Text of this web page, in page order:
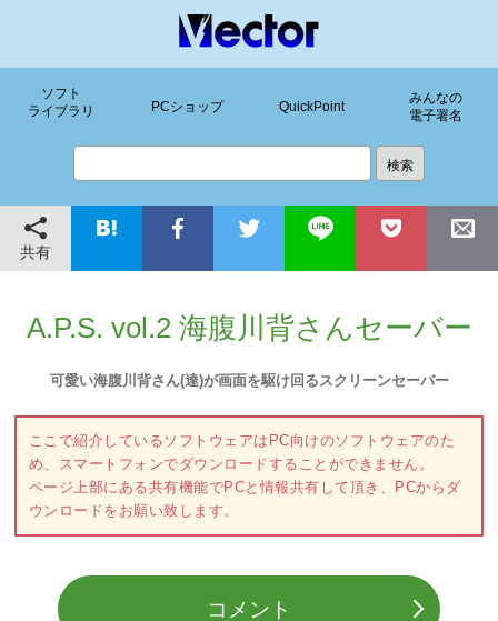
ソフト
ライブラリ
PCショップ QuickPoint
みんなの
電子署名
共有
A.P.S. vol.2 海腹川背さんセーバー
可愛い海腹川背さん(達)が画面を駆け回るスクリーンセーバー
ここで紹介しているソフトウェアはPC向けのソフトウェアのた
め、スマートフォンでダウンロードすることができません。
ページ上部にある共有機能でPCと情報共有して頂き、PCからダ
ウンロードをお願い致します。
コメント